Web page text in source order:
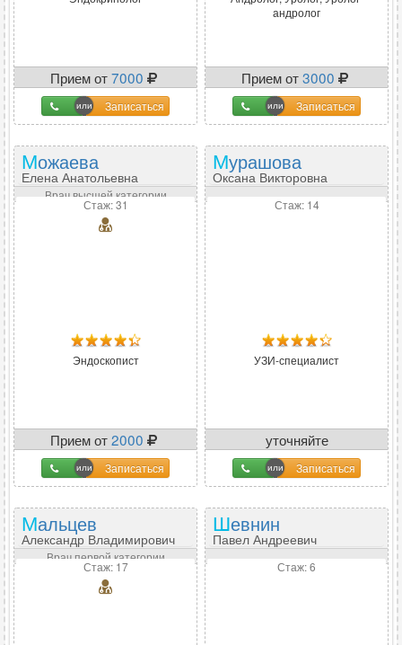
Прием от7000
Записаться
андролог
Прием от3000
Записаться
Можаева
Елена Анатольевна
Врач высшей категории
Стаж: 31
Эндоскопист
Прием от2000
Записаться
Мурашова
Оксана Викторовна
Стаж: 14
УЗИ-специалист
уточняйте
Записаться
Мальцев
Александр Владимирович
Врач первой категории
Стаж: 17
Шевнин
Павел Андреевич
Стаж: 6